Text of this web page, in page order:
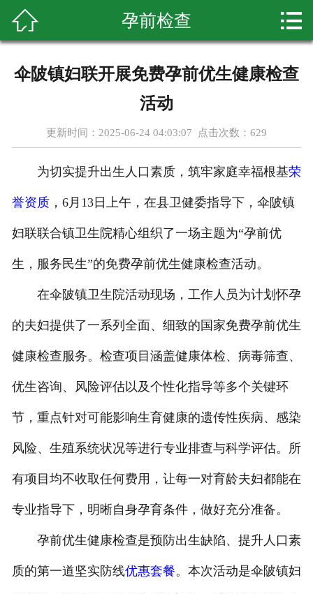
新闻资讯
专家团队
优惠套餐
先进仪器
健康知识
联系我们
 孕前检查 
伞陂镇妇联开展免费孕前优生健康检查
活动
更新时间：2025-06-24 04:03:07 点击次数： 629
为切实提升出生人口素质，筑牢家庭幸福根基荣
誉资质，6月13日上午，在县卫健委指导下，伞陂镇
妇联联合镇卫生院精心组织了一场主题为“孕前优
生，服务民生”的免费孕前优生健康检查活动。
在伞陂镇卫生院活动现场，工作人员为计划怀孕
的夫妇提供了一系列全面、细致的国家免费孕前优生
健康检查服务。检查项目涵盖健康体检、病毒筛查、
优生咨询、风险评估以及个性化指导等多个关键环
节，重点针对可能影响生育健康的遗传性疾病、感染
风险、生殖系统状况等进行专业排查与科学评估。所
有项目均不收取任何费用，让每一对育龄夫妇都能在
专业指导下，明晰自身孕育条件，做好充分准备。
孕前优生健康检查是预防出生缺陷、提升人口素
质的第一道坚实防线优惠套餐。本次活动是伞陂镇妇